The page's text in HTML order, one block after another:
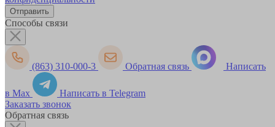
Способы связи
(863) 310-000-3 Обратная связь Написать
в Max
Написать в Telegram
Заказать звонок
Обратная связь